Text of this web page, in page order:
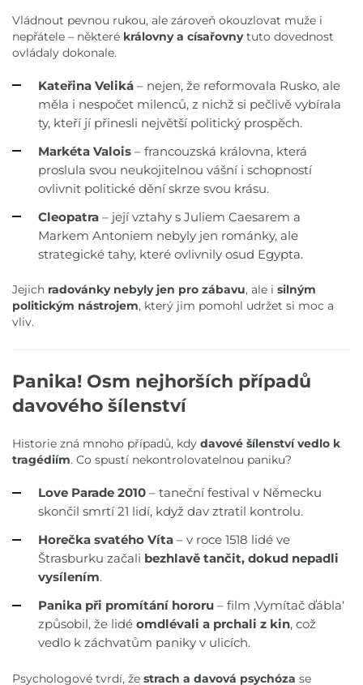
Vládnout pevnou rukou, ale zároveň okouzlovat muže i
nepřátele – některé královny a císařovnytuto dovednost
ovládaly dokonale.
Kateřina Veliká – nejen, že reformovala Rusko, ale
měla i nespočet milenců, z nichž si pečlivě vybírala
ty, kteří jí přinesli největší politický prospěch.
Markéta Valois – francouzská královna, která
proslula svou neukojitelnou vášní i schopností
ovlivnit politické dění skrze svou krásu.
Cleopatra – její vztahy s Juliem Caesarem a
Markem Antoniem nebyly jen románky, ale
strategické tahy, které ovlivnily osud Egypta.
Jejich radovánky nebyly jen pro zábavu, ale i silným
politickým nástrojem, který jim pomohl udržet si moc a
vliv.
Panika! Osm nejhorších případů
davového šílenství
Historie zná mnoho případů, kdy davové šílenství vedlo k
tragédiím. Co spustí nekontrolovatelnou paniku?
Love Parade 2010 – taneční festival v Německu
skončil smrtí 21 lidí, když dav ztratil kontrolu.
Horečka svatého Víta – v roce 1518 lidé ve
Štrasburku začali bezhlavě tančit, dokud nepadli
vysílením.
Panika při promítání hororu – film ,Vymítač ďábla‘
způsobil, že lidé omdlévali a prchali z kin, což
vedlo k záchvatům paniky v ulicích.
Psychologové tvrdí, že strach a davová psychóza se